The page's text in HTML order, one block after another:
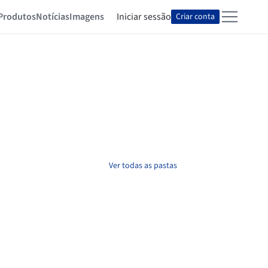
NotíciasImagens Iniciar sessão Criar conta
Ver todas as pastas